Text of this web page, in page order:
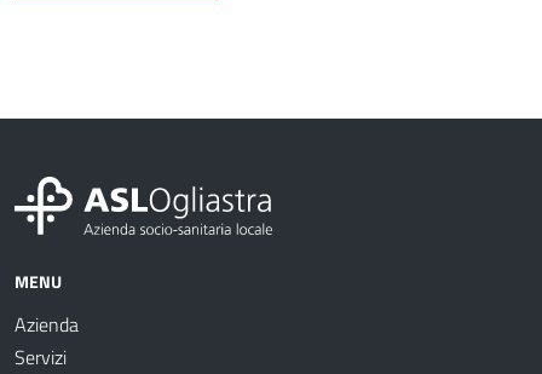
MENU
Azienda
Servizi